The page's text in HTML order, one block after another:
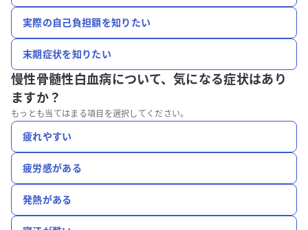
実際の自己負担額を知りたい
末期症状を知りたい
慢性骨髄性白血病について、気になる症状はあり
ますか？
もっとも当てはまる項目を選択してください。
疲れやすい
疲労感がある
発熱がある